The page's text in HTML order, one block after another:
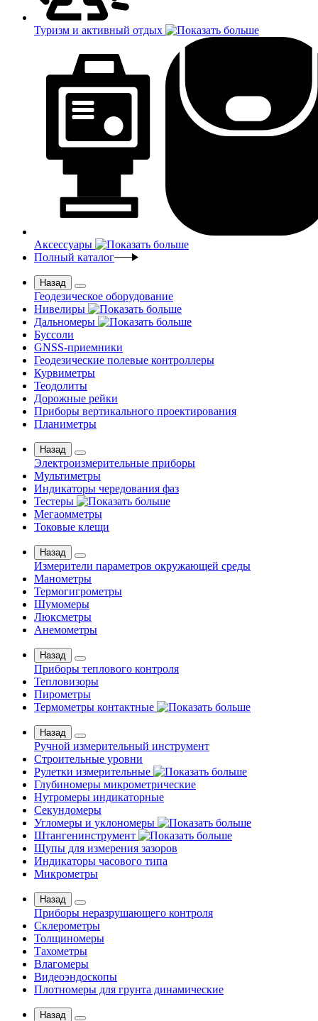
Туризм и активный отдых
Аксессуары
Полный каталог
Назад
Геодезическое оборудование
Нивелиры
Дальномеры
Буссоли
GNSS-приемники
Геодезические полевые контроллеры
Курвиметры
Теодолиты
Дорожные рейки
Приборы вертикального проектирования
Планиметры
Назад
Электроизмерительные приборы
Мультиметры
Индикаторы чередования фаз
Тестеры
Мегаомметры
Токовые клещи
Назад
Измерители параметров окружающей среды
Манометры
Термогигрометры
Шумомеры
Люксметры
Анемометры
Назад
Приборы теплового контроля
Тепловизоры
Пирометры
Термометры контактные
Назад
Ручной измерительный инструмент
Строительные уровни
Рулетки измерительные
Глубиномеры микрометрические
Нутромеры индикаторные
Секундомеры
Угломеры и уклономеры
Штангенинструмент
Щупы для измерения зазоров
Индикаторы часового типа
Микрометры
Назад
Приборы неразрушающего контроля
Склерометры
Толщиномеры
Тахометры
Влагомеры
Видеоэндоскопы
Плотномеры для грунта динамические
Назад